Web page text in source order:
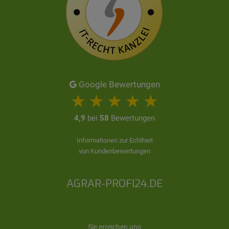
Google Bewertungen
4,9 bei 58 Bewertungen
Informationen zur Echtheit
von Kundenbewertungen
AGRAR-PROFI24.DE
Sie erreichen uns